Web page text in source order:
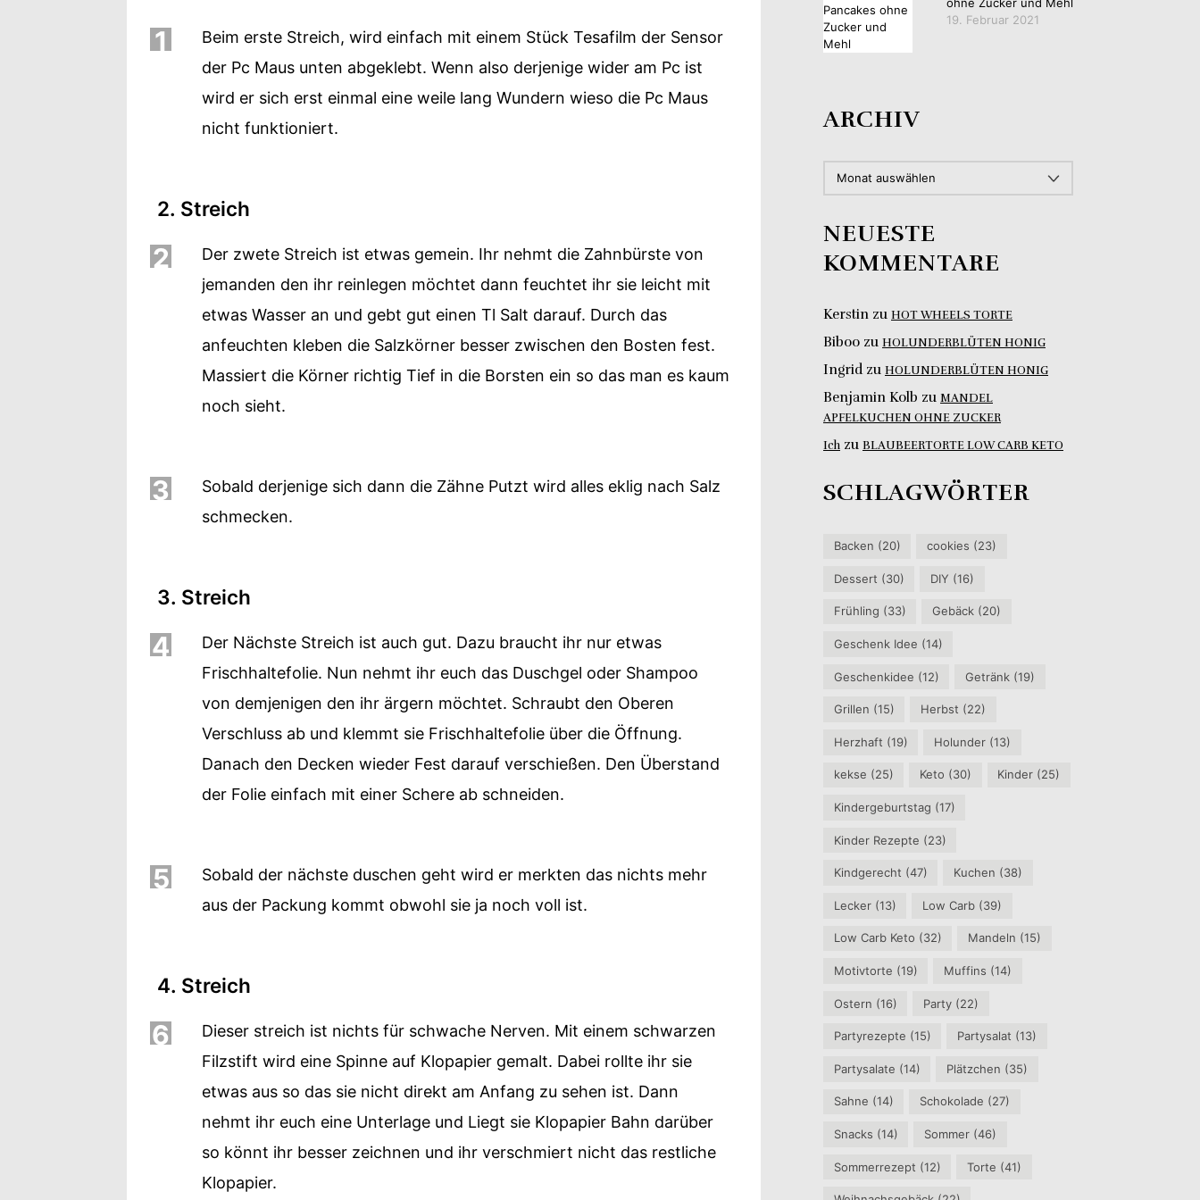
1
Beim erste Streich, wird einfach mit einem Stück Tesafilm der Sensor
der Pc Maus unten abgeklebt. Wenn also derjenige wider am Pc ist
wird er sich erst einmal eine weile lang Wundern wieso die Pc Maus
nicht funktioniert.
2. Streich
2
Der zwete Streich ist etwas gemein. Ihr nehmt die Zahnbürste von
jemanden den ihr reinlegen möchtet dann feuchtet ihr sie leicht mit
etwas Wasser an und gebt gut einen Tl Salt darauf. Durch das
anfeuchten kleben die Salzkörner besser zwischen den Bosten fest.
Massiert die Körner richtig Tief in die Borsten ein so das man es kaum
noch sieht.
3
Sobald derjenige sich dann die Zähne Putzt wird alles eklig nach Salz
schmecken.
3. Streich
4
Der Nächste Streich ist auch gut. Dazu braucht ihr nur etwas
Frischhaltefolie. Nun nehmt ihr euch das Duschgel oder Shampoo
von demjenigen den ihr ärgern möchtet. Schraubt den Oberen
Verschluss ab und klemmt sie Frischhaltefolie über die Öffnung.
Danach den Decken wieder Fest darauf verschießen. Den Überstand
der Folie einfach mit einer Schere ab schneiden.
5
Sobald der nächste duschen geht wird er merkten das nichts mehr
aus der Packung kommt obwohl sie ja noch voll ist.
4. Streich
6
Dieser streich ist nichts für schwache Nerven. Mit einem schwarzen
Filzstift wird eine Spinne auf Klopapier gemalt. Dabei rollte ihr sie
etwas aus so das sie nicht direkt am Anfang zu sehen ist. Dann
nehmt ihr euch eine Unterlage und Liegt sie Klopapier Bahn darüber
so könnt ihr besser zeichnen und ihr verschmiert nicht das restliche
Klopapier.
19. Februar 2021
ARCHIV
NEUESTE
KOMMENTARE
Kerstin zu HOT WHEELS TORTE
Biboo zu HOLUNDERBLÜTEN HONIG
Ingrid zu HOLUNDERBLÜTEN HONIG
Benjamin Kolb zu MANDEL
APFELKUCHEN OHNE ZUCKER
Ich zu BLAUBEERTORTE LOW CARB KETO
SCHLAGWÖRTER
Backen (20) cookies (23)
Dessert (30) DIY (16)
Frühling (33) Gebäck (20)
Geschenk Idee (14)
Geschenkidee (12) Getränk (19)
Grillen (15) Herbst (22)
Herzhaft (19) Holunder (13)
kekse (25) Keto (30) Kinder (25)
Kindergeburtstag (17)
Kinder Rezepte (23)
Kindgerecht (47) Kuchen (38)
Lecker(13) Low Carb (39)
Low Carb Keto (32) Mandeln (15)
Motivtorte (19) Muffins (14)
Ostern (16) Party (22)
Partyrezepte (15) Partysalat (13)
Partysalate (14) Plätzchen (35)
Sahne (14) Schokolade (27)
Snacks (14) Sommer (46)
Sommerrezept (12) Torte (41)